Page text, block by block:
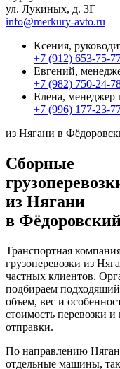
ул. Лукиных, д. 3Г
info@merkury-avto.ru
Ксения,
+7 (912) 653-75-
Евгений,
+7 (982) 750-24-
Елена, менеджер
+7 (996) 177-23-
из Нягани в
Сборные
из Нягани
в
Транспортная
грузоперевозки из
частных клиентов.
подбираем
объем, вес и
стоимость перевозки
отправки.
По направлению
отдельные машины,